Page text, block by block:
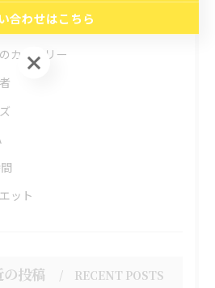
リー CATEGORIES
カテゴリー
ット
の投稿 RECENT POSTS
合わせはこちら
合わせはこちら